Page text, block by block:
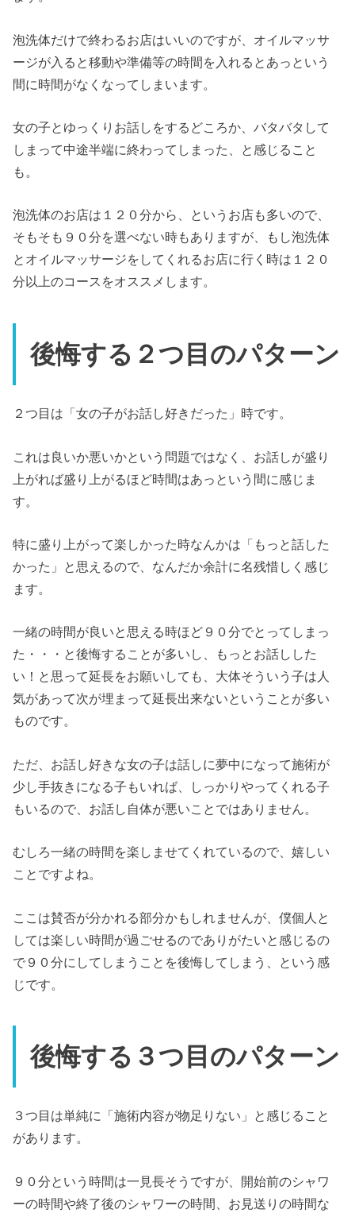
泡洗体だけで終わるお店はいいのですが、オイルマッサ
ージが入ると移動や準備等の時間を入れるとあっという
間に時間がなくなってしまいます。
女の子とゆっくりお話しをするどころか、バタバタして
しまって中途半端に終わってしまった、と感じること
も。
泡洗体のお店は１２０分から、というお店も多いので、
そもそも９０分を選べない時もありますが、もし泡洗体
とオイルマッサージをしてくれるお店に行く時は１２０
分以上のコースをオススメします。
後悔する２つ目のパターン
２つ目は「女の子がお話し好きだった」時です。
これは良いか悪いかという問題ではなく、お話しが盛り
上がれば盛り上がるほど時間はあっという間に感じま
す。
特に盛り上がって楽しかった時なんかは「もっと話した
かった」と思えるので、なんだか余計に名残惜しく感じ
ます。
一緒の時間が良いと思える時ほど９０分でとってしまっ
た・・・と後悔することが多いし、もっとお話しした
い！と思って延長をお願いしても、大体そういう子は人
気があって次が埋まって延長出来ないということが多い
ものです。
ただ、お話し好きな女の子は話しに夢中になって施術が
少し手抜きになる子もいれば、しっかりやってくれる子
もいるので、お話し自体が悪いことではありません。
むしろ一緒の時間を楽しませてくれているので、嬉しい
ことですよね。
ここは賛否が分かれる部分かもしれませんが、僕個人と
しては楽しい時間が過ごせるのでありがたいと感じるの
で９０分にしてしまうことを後悔してしまう、という感
じです。
後悔する３つ目のパターン
３つ目は単純に「施術内容が物足りない」と感じること
があります。
９０分という時間は一見長そうですが、開始前のシャワ
ーの時間や終了後のシャワーの時間、お見送りの時間な